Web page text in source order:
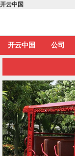
开云中国
开云中国 公司